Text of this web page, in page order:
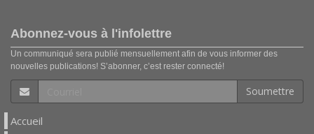
Abonnez-vous à l'infolettre
Un communiqué sera publié mensuellement afin de vous informer des
nouvelles publications! S’abonner, c’est rester connecté!
Soumettre
Accueil